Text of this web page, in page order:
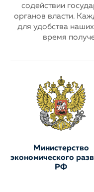
содействии
органов власти.
для удобства
время
Министерство
экономического
РФ